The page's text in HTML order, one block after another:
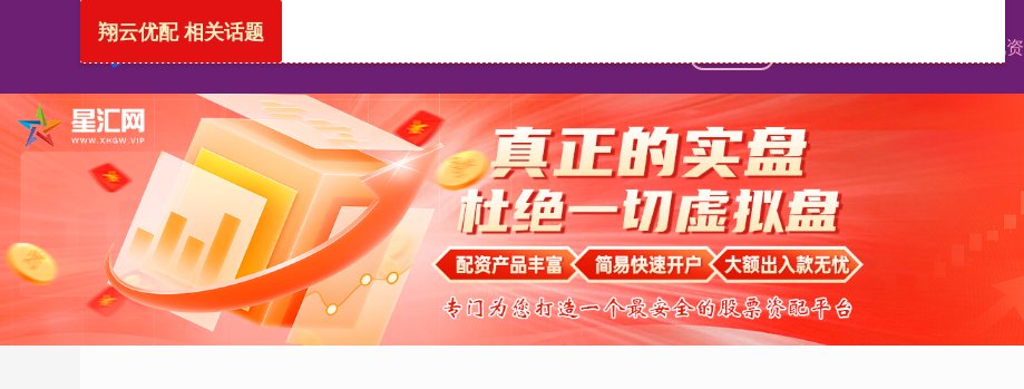
股票杠杆配资
翔云优配 相关话题